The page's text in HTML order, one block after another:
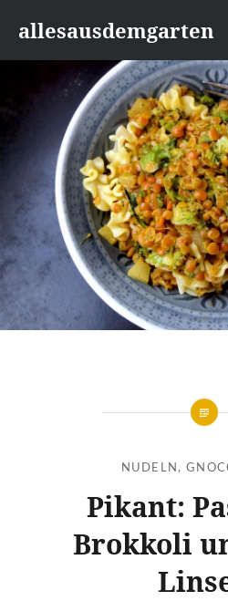
Inhaltallesausdemgarten
NUDELN,
Pikant:
Brokkoli